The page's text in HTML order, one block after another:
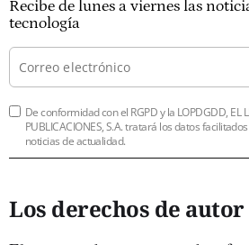
Recibe de lunes a viernes las
tecnología
De conformidad con el RGPD y la LOPDGDD, EL
PUBLICACIONES, S.A. tratará los datos
noticias de actualidad.
Los derechos de